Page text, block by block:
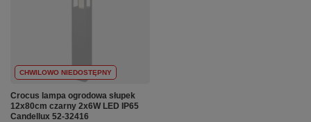
CHWILOWO NIEDOSTĘPNY
Crocus lampa ogrodowa słupek
12x80cm czarny 2x6W LED IP65
Candellux 52-32416